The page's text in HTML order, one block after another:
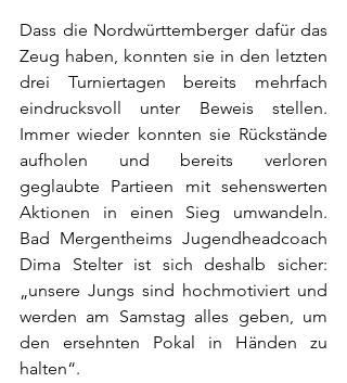
Dass die Nordwürttemberger dafür das
Zeug haben, konnten sie in den letzten
drei Turniertagen bereits mehrfach
eindrucksvoll unter Beweis stellen.
Immer wieder konnten sie Rückstände
aufholen und bereits verloren
geglaubte Partieen mit sehenswerten
Aktionen in einen Sieg umwandeln.
Bad Mergentheims Jugendheadcoach
Dima Stelter ist sich deshalb sicher:
„unsere Jungs sind hochmotiviert und
werden am Samstag alles geben, um
den ersehnten Pokal in Händen zu
halten“.